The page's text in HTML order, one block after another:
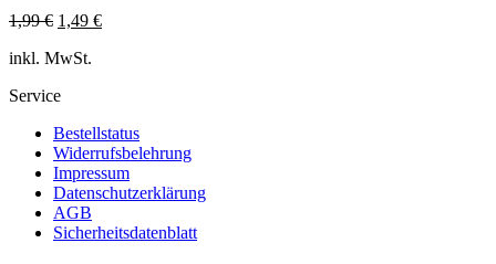
1,99€ Ursprünglicher
war:
1,49 €Aktueller
inkl. MwSt.
Service
Bestellstatus
Widerrufsbelehrung
Impressum
Datenschutzerklärung
AGB
Sicherheitsdatenblatt